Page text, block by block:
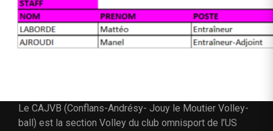
Le CAJVB (Conflans-Andrésy- Jouy le Moutier Volley-
ball) est la section Volley du club omnisport de l’US